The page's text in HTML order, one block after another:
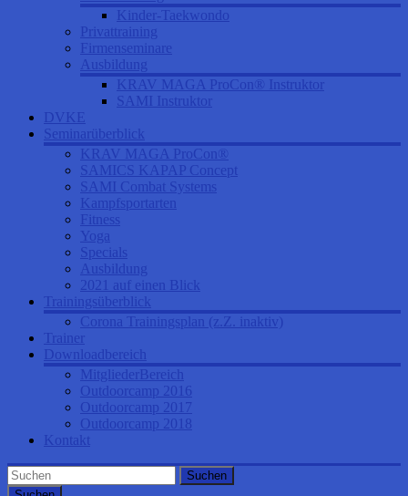
Kinder-Taekwondo
Privattraining
Firmenseminare
Ausbildung
KRAV MAGA ProCon® Instruktor
SAMI Instruktor
DVKE
Seminarüberblick
KRAV MAGA ProCon®
SAMICS KAPAP Concept
SAMI Combat Systems
Kampfsportarten
Fitness
Yoga
Specials
Ausbildung
2021 auf einen Blick
Trainingsüberblick
Corona Trainingsplan (z.Z. inaktiv)
Trainer
Downloadbereich
MitgliederBereich
Outdoorcamp 2016
Outdoorcamp 2017
Outdoorcamp 2018
Kontakt
Suchen